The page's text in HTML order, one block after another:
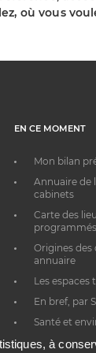
où vous
EN CE MOMENT
Mon bilan
Annuaire de
cabinets
Carte des
programmés
Origines des
annuaire
Les
En bref, par
Santé et
à